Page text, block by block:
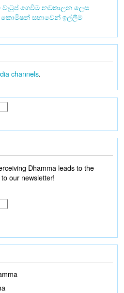
ගෙවීම නවතාලන ලෙස
කොමිෂන් සභාවෙන් ඉල්ලීම
channels.
Dhamma leads to the
our newsletter!